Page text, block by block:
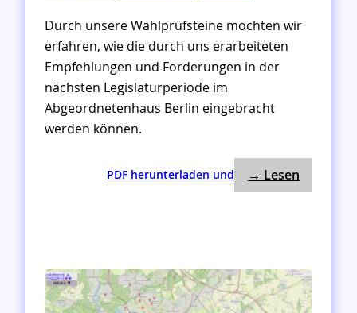
n
e
L
g
l
t
r
K
Durch unsere Wahlprüfsteine möchten wir
erfahren, wie die durch uns erarbeiteten
Empfehlungen und Forderungen in der
nächsten Legislaturperiode im
Abgeordnetenhaus Berlin eingebracht
werden können.
PDF herunterladen und
W
r
ü
→ Lesen: